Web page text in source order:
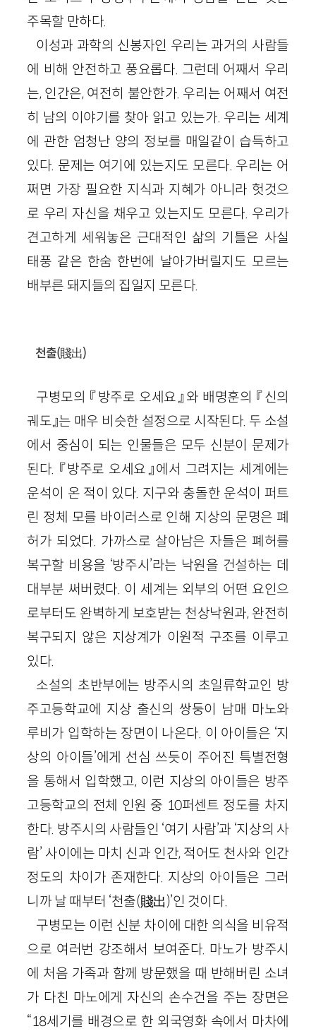
주목할 만하다.
이성과 과학의 신봉자인 우리는 과거의 사람들
에 비해 안전하고 풍요롭다. 그런데 어째서 우리
는, 인간은, 여전히 불안한가. 우리는 어째서 여전
히 남의 이야기를 찾아 읽고 있는가. 우리는 세계
에 관한 엄청난 양의 정보를 매일같이 습득하고
있다. 문제는 여기에 있는지도 모른다. 우리는 어
쩌면 가장 필요한 지식과 지혜가 아니라 헛것으
로 우리 자신을 채우고 있는지도 모른다. 우리가
견고하게 세워놓은 근대적인 삶의 기틀은 사실
태풍 같은 한숨 한번에 날아가버릴지도 모르는
배부른 돼지들의 집일지 모른다.
천출(賤出)
구병모의 『방주로 오세요』와 배명훈의 『신의
궤도』는 매우 비슷한 설정으로 시작된다. 두 소설
에서 중심이 되는 인물들은 모두 신분이 문제가
된다. 『방주로 오세요』에서 그려지는 세계에는
운석이 온 적이 있다. 지구와 충돌한 운석이 퍼트
린 정체 모를 바이러스로 인해 지상의 문명은 폐
허가 되었다. 가까스로 살아남은 자들은 폐허를
복구할 비용을 ‘방주시’라는 낙원을 건설하는 데
대부분 써버렸다. 이 세계는 외부의 어떤 요인으
로부터도 완벽하게 보호받는 천상낙원과, 완전히
복구되지 않은 지상계가 이원적 구조를 이루고
있다.
소설의 초반부에는 방주시의 초일류학교인 방
주고등학교에 지상 출신의 쌍둥이 남매 마노와
루비가 입학하는 장면이 나온다. 이 아이들은 ‘지
상의 아이들’에게 선심 쓰듯이 주어진 특별전형
을 통해서 입학했고, 이런 지상의 아이들은 방주
고등학교의 전체 인원 중 10퍼센트 정도를 차지
한다. 방주시의 사람들인 ‘여기 사람’과 ‘지상의 사
람’ 사이에는 마치 신과 인간, 적어도 천사와 인간
정도의 차이가 존재한다. 지상의 아이들은 그러
니까 날 때부터 ‘천출(賤出)’인 것이다.
구병모는 이런 신분 차이에 대한 의식을 비유적
으로 여러번 강조해서 보여준다. 마노가 방주시
에 처음 가족과 함께 방문했을 때 반해버린 소녀
가 다친 마노에게 자신의 손수건을 주는 장면은
“18세기를 배경으로 한 외국영화 속에서 마차에